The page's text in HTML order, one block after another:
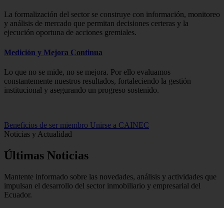
La formalización del sector se construye con información, monitoreo
y análisis de mercado que permitan decisiones certeras y la
ejecución oportuna de acciones gremiales.
Medición y Mejora Continua
Lo que no se mide, no se mejora. Por ello evaluamos
constantemente nuestros resultados, fortaleciendo la gestión
institucional y asegurando un progreso sostenido.
Beneficios de ser miembro Unirse a CAINEC
Noticias y Actualidad
Últimas Noticias
Mantente informado sobre las novedades, análisis y actividades que
impulsan el desarrollo del sector inmobiliario y empresarial del
Ecuador.